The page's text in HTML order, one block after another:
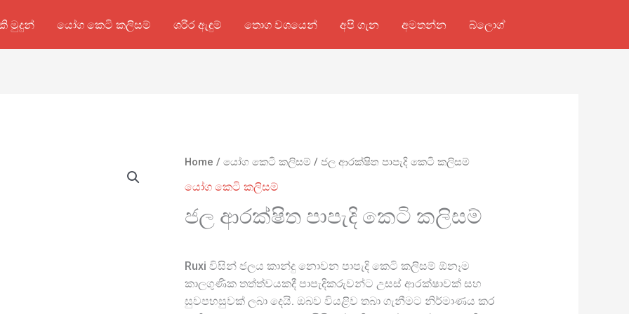
මුදුන් යෝග කෙටි කලිසම් ශරීර ඇඳුම් තොග වශයෙන් අපි ගැන අමතන්න බ්ලොග්
Home /යෝග කෙටි කලිසම් / ජල ආරක්ෂිත පාපැදි කෙටි කලිසම්
යෝග කෙටි කලිසම්
ජල ආරක්ෂිත පාපැදි කෙටි කලිසම්
Ruxi විසින් ජලය කාන්දු නොවන පාපැදි කෙටි කලිසම් ඕනෑම
කාලගුණික තත්ත්වයකදී පාපැදිකරුවන්ට උසස් ආරක්ෂාවක් සහ
සුවපහසුවක් ලබා දෙයි. ඔබව වියළිව තබා ගැනීමට නිර්මාණය කර